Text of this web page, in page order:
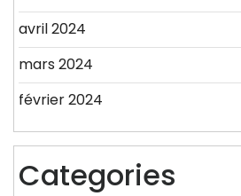
avril 2024
mars 2024
février 2024
Categories